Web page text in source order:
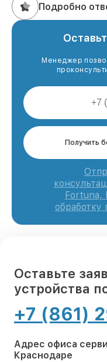
Подробно
Менеджер
Получить
Fortuna,
обработку
Оставьте
устройства
+7 (861)
Адрес офиса
Краснодаре